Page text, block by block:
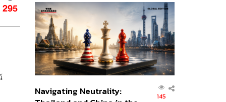
295
ส่วนยุทธศาสตร์ไทย –
อินโดนีเซีย
Navigating Neutrality:
145